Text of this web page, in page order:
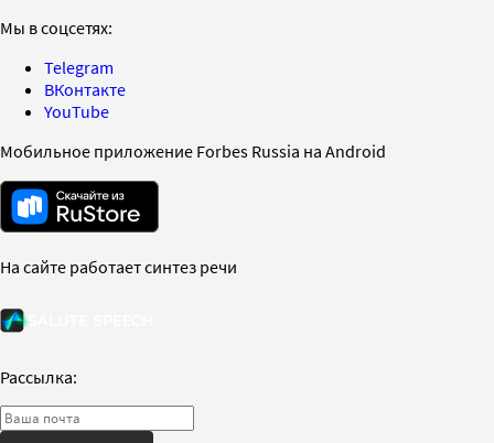
Мы в соцсетях:
Telegram
ВКонтакте
YouTube
Мобильное приложение Forbes Russia на Android
На сайте работает синтез речи
Рассылка: